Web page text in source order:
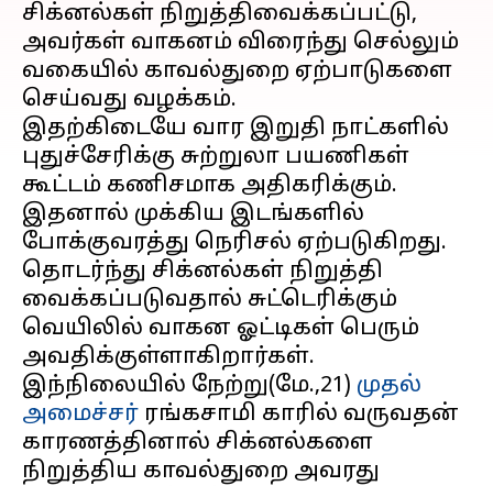
சிக்னல்கள் நிறுத்திவைக்கப்பட்டு,
அவர்கள் வாகனம் விரைந்து செல்லும்
வகையில் காவல்துறை ஏற்பாடுகளை
செய்வது வழக்கம்.
இதற்கிடையே வார இறுதி நாட்களில்
புதுச்சேரிக்கு சுற்றுலா பயணிகள்
கூட்டம் கணிசமாக அதிகரிக்கும்.
இதனால் முக்கிய இடங்களில்
போக்குவரத்து நெரிசல் ஏற்படுகிறது.
தொடர்ந்து சிக்னல்கள் நிறுத்தி
வைக்கப்படுவதால் சுட்டெரிக்கும்
வெயிலில் வாகன ஓட்டிகள் பெரும்
அவதிக்குள்ளாகிறார்கள்.
இந்நிலையில் நேற்று(மே.,21) முதல்
அமைச்சர் ரங்கசாமி காரில் வருவதன்
காரணத்தினால் சிக்னல்களை
நிறுத்திய காவல்துறை அவரது